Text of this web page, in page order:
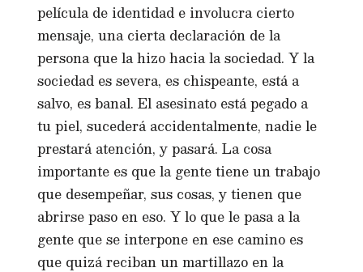
película de identidad e involucra cierto
mensaje, una cierta declaración de la
persona que la hizo hacia la sociedad. Y la
sociedad es severa, es chispeante, está a
salvo, es banal. El asesinato está pegado a
tu piel, sucederá accidentalmente, nadie le
prestará atención, y pasará. La cosa
importante es que la gente tiene un trabajo
que desempeñar, sus cosas, y tienen que
abrirse paso en eso. Y lo que le pasa a la
gente que se interpone en ese camino es
que quizá reciban un martillazo en la